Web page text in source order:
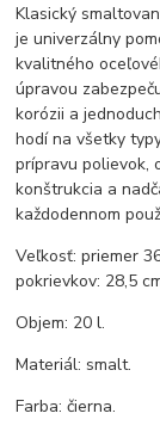
Klasický
je univerzálny
kvalitného
úpravou
korózii a
hodí na všetky
prípravu polievok,
konštrukcia a
každodennom
Veľkosť: priemer
pokrievkov: 28,5
Objem: 20 l.
Materiál: smalt.
Farba: čierna.